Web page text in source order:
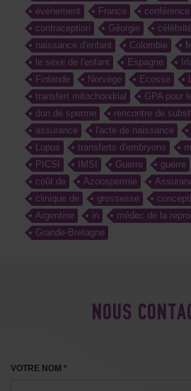
événement
France conférence
contraception
Géorgie
naissance d'enfant
Colombie
le sexe de l'enfant
Espagne
Finlande
Norvège Ecosse
transfert mitochondrial
GPA pour
don de sperme
rencontre de
assurance
l'acte de naissance
Lupus
transferts d'embryons
PICSI
IMSI Guerre guerre
coût de
Azoospermie
clinique de
grossesse
Argentine
in médec de la
Grande-Bretagne
NOUS
VOTRE NOM *